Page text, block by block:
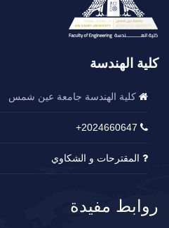
كلية الهندسة
كلية الهندسة جامعة عين شمس
2024660647+
المقترحات و الشكاوي
روابط مفيدة